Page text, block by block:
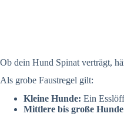
Ob dein Hund Spinat verträgt,
Als grobe Faustregel gilt:
Kleine Hunde: Ein
Mittlere bis große